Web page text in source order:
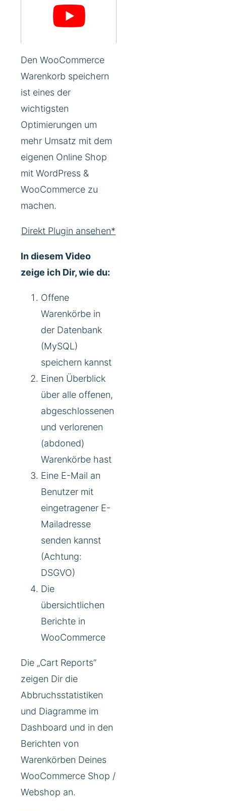
Den WooCommerce
Warenkorb speichern
ist eines der
wichtigsten
Optimierungen um
mehr Umsatz mit dem
eigenen Online Shop
mit WordPress &
WooCommerce zu
machen.
Direkt Plugin ansehen*
In diesem Video
zeige ich Dir, wie du:
Offene
Warenkörbe in
der Datenbank
(MySQL)
speichern kannst
Einen Überblick
über alle offenen,
abgeschlossenen
und verlorenen
(abdoned)
Warenkörbe hast
Eine E-Mail an
Benutzer mit
eingetragener E-
Mailadresse
senden kannst
(Achtung:
DSGVO)
Die
übersichtlichen
Berichte in
WooCommerce
Die „Cart Reports”
zeigen Dir die
Abbruchsstatistiken
und Diagramme im
Dashboard und in den
Berichten von
Warenkörben Deines
WooCommerce Shop /
Webshop an.